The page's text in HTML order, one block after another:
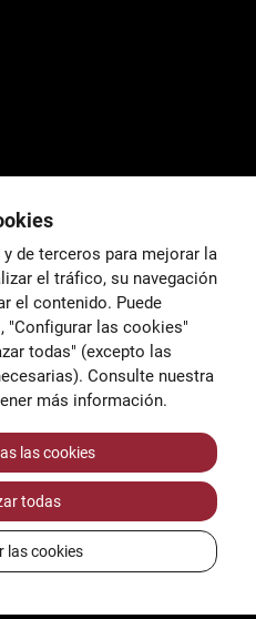
de terceros para mejorar la
el tráfico, su navegación
el contenido. Puede
"Configurar las cookies"
todas" (excepto las
Consulte nuestra
más información.
las cookies
todas
las cookies